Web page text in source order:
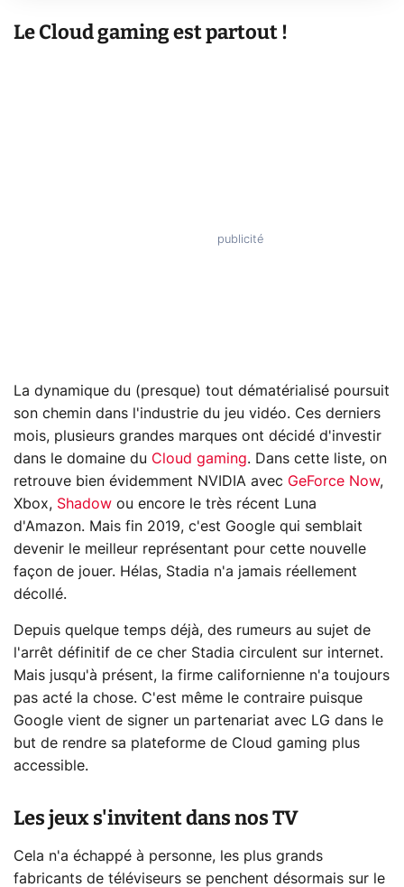
Le Cloud gaming est partout !
La dynamique du (presque) tout dématérialisé poursuit
son chemin dans l'industrie du jeu vidéo. Ces derniers
mois, plusieurs grandes marques ont décidé d'investir
dans le domaine du Cloud gaming. Dans cette liste, on
retrouve bien évidemment NVIDIA avec GeForce Now,
Xbox, Shadow ou encore le très récent Luna
d'Amazon. Mais fin 2019, c'est Google qui semblait
devenir le meilleur représentant pour cette nouvelle
façon de jouer. Hélas, Stadia n'a jamais réellement
décollé.
Depuis quelque temps déjà, des rumeurs au sujet de
l'arrêt définitif de ce cher Stadia circulent sur internet.
Mais jusqu'à présent, la firme californienne n'a toujours
pas acté la chose. C'est même le contraire puisque
Google vient de signer un partenariat avec LG dans le
but de rendre sa plateforme de Cloud gaming plus
accessible.
Les jeux s'invitent dans nos TV
Cela n'a échappé à personne, les plus grands
fabricants de téléviseurs se penchent désormais sur le